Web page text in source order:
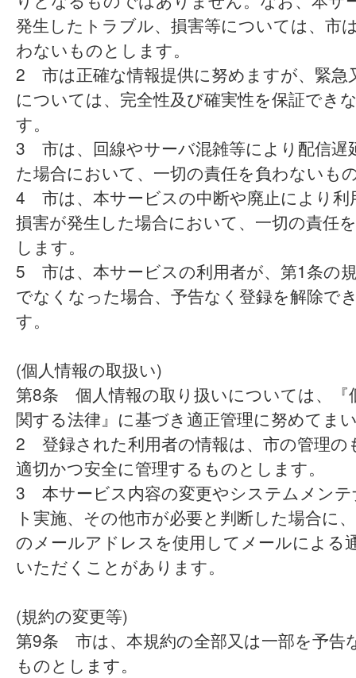
発生したトラブル、損害等については、市
わないものとします。
2 市は正確な情報提供に努めますが、緊急
については、完全性及び確実性を保証でき
す。
3 市は、回線やサーバ混雑等により配信遅
た場合において、一切の責任を負わないも
4 市は、本サービスの中断や廃止により利
損害が発生した場合において、一切の責任
します。
5 市は、本サービスの利用者が、第1条の
でなくなった場合、予告なく登録を解除で
す。
(個人情報の取扱い)
第8条 個人情報の取り扱いについては、『
関する法律』に基づき適正管理に努めてま
2 登録された利用者の情報は、市の管理の
適切かつ安全に管理するものとします。
3 本サービス内容の変更やシステムメン
ト実施、その他市が必要と判断した場合に
のメールアドレスを使用してメールによる
いただくことがあります。
(規約の変更等)
第9条 市は、本規約の全部又は一部を予告
ものとします。